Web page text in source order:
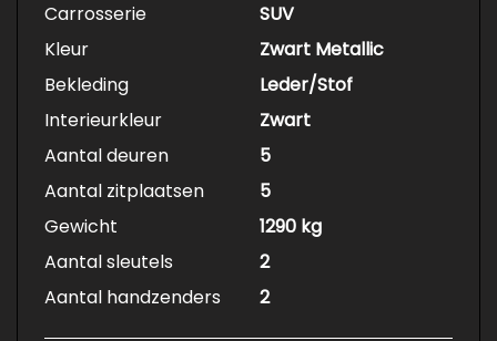
Carrosserie
SUV
Kleur
Zwart Metallic
Bekleding
Leder/Stof
Interieurkleur
Zwart
Aantal deuren
5
Aantal zitplaatsen
5
Gewicht
1290 kg
Aantal sleutels
2
Aantal handzenders
2